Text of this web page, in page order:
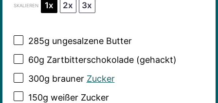
SKALIEREN 1x 2x 3x
285g ungesalzene Butter
60g Zartbitterschokolade (gehackt)
300g brauner Zucker
150g weißer Zucker